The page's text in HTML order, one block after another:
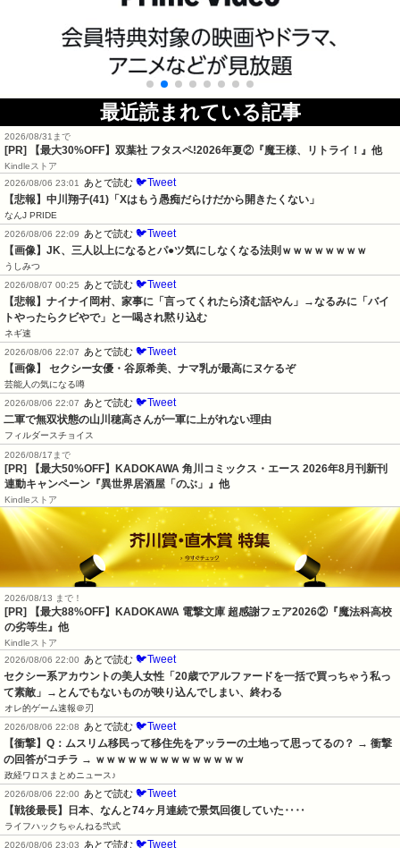
最近読まれている記事
2026/08/31まで
[PR] 【最大30%OFF】双葉社 フタスペ!2026年夏②『魔王様、リトライ！』他
Kindleストア
2026/08/06 23:01
あとで読む 🐦Tweet
【悲報】中川翔子(41)「Xはもう愚痴だらけだから開きたくない」
なんJ PRIDE
2026/08/06 22:09
あとで読む 🐦Tweet
【画像】JK、三人以上になるとパ●ツ気にしなくなる法則ｗｗｗｗｗｗｗｗ
うしみつ
2026/08/07 00:25
あとで読む 🐦Tweet
【悲報】ナイナイ岡村、家事に「言ってくれたら済む話やん」→なるみに「バイ
トやったらクビやで」と一喝され黙り込む
ネギ速
2026/08/06 22:07
あとで読む 🐦Tweet
【画像】 セクシー女優・谷原希美、ナマ乳が最高にヌケるぞ
芸能人の気になる噂
2026/08/06 22:07
あとで読む 🐦Tweet
二軍で無双状態の山川穂高さんが一軍に上がれない理由
フィルダースチョイス
2026/08/17まで
[PR] 【最大50%OFF】KADOKAWA 角川コミックス・エース 2026年8月刊新刊
連動キャンペーン『異世界居酒屋「のぶ」』他
Kindleストア
2026/08/13 まで！
[PR] 【最大88%OFF】KADOKAWA 電撃文庫 超感謝フェア2026②『魔法科高校
の劣等生』他
Kindleストア
2026/08/06 22:00
あとで読む 🐦Tweet
セクシー系アカウントの美人女性「20歳でアルファードを一括で買っちゃう私っ
て素敵」→とんでもないものが映り込んでしまい、終わる
オレ的ゲーム速報＠刃
2026/08/06 22:08
あとで読む 🐦Tweet
【衝撃】Q：ムスリム移民って移住先をアッラーの土地って思ってるの？ → 衝撃
の回答がコチラ → ｗｗｗｗｗｗｗｗｗｗｗｗｗｗ
政経ワロスまとめニュース♪
2026/08/06 22:00
あとで読む 🐦Tweet
【戦後最長】日本、なんと74ヶ月連続で景気回復していた‥‥
ライフハックちゃんねる弐式
2026/08/06 23:03
あとで読む 🐦Tweet